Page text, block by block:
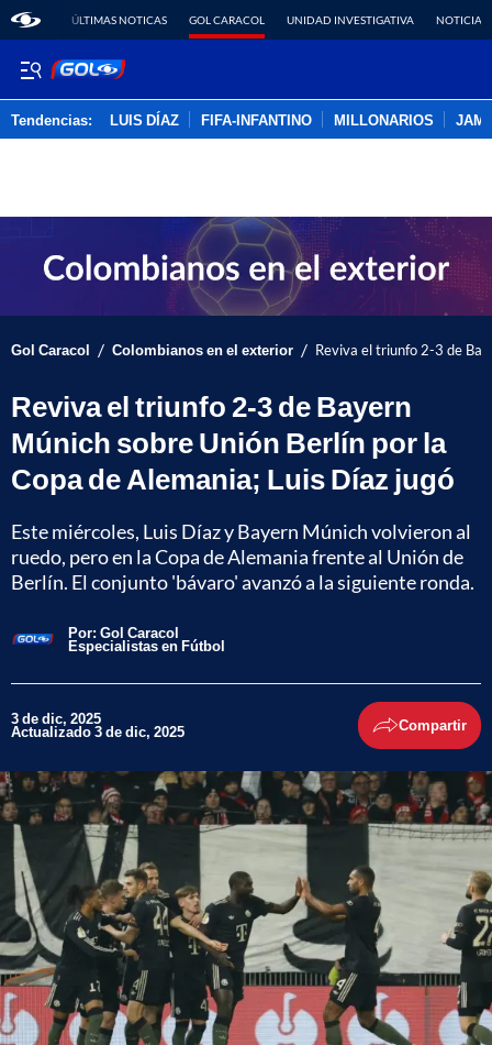
ÚLTIMAS NOTICAS GOL CARACOL UNIDAD INVESTIGATIVA NOTICIAS
Tendencias: LUIS DÍAZ FIFA-INFANTINO MILLONARIOS
Gol Caracol / Colombianos en el exterior / Reviva el triunfo 2-3 de
Reviva el triunfo 2-3 de Bayern
Múnich sobre Unión Berlín por la
Copa de Alemania; Luis Díaz jugó
Este miércoles, Luis Díaz y Bayern Múnich volvieron al
ruedo, pero en la Copa de Alemania frente al Unión de
Berlín. El conjunto 'bávaro' avanzó a la siguiente ronda.
Por: Gol Caracol
Especialistas en Fútbol
3 de dic, 2025
Actualizado 3 de dic, 2025 Compartir